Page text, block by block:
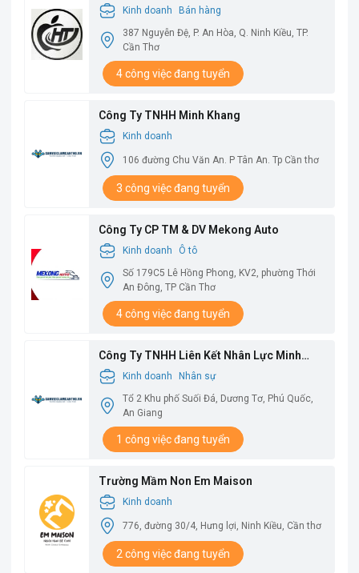
Kinh doanh
Bán hàng
387 Nguyễn Đệ, P. An Hòa, Q. Ninh Kiều, TP.
Cần Thơ
4 công việc đang tuyển
Công Ty TNHH Minh Khang
Kinh doanh
106 đường Chu Văn An. P Tân An. Tp Cần thơ
3 công việc đang tuyển
Công Ty CP TM & DV Mekong Auto
Kinh doanh
Ô tô
Số 179C5 Lê Hồng Phong, KV2, phường Thới
An Đông, TP Cần Thơ
4 công việc đang tuyển
Công Ty TNHH Liên Kết Nhân Lực Minh
ChâuKinh doanh
Nhân sự
Tổ 2 Khu phố Suối Đá, Dương Tơ, Phú Quốc,
An Giang
1 công việc đang tuyển
Trường Mầm Non Em Maison
Kinh doanh
776, đường 30/4, Hưng lợi, Ninh Kiều, Cần thơ
2 công việc đang tuyển